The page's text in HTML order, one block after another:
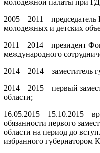
молодежной палаты при
2005 – 2011 –
молодежных и детских
2011 – 2014 – президент
международного
2014 – 2014 – заместитель
2014 – 2015 – первый
области;
16.05.2015 – 15.10.2015 –
обязанности первого
области на период до
избранного губернатором